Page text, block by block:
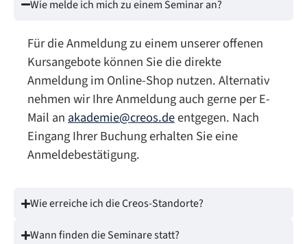
Wie melde ich mich zu einem Seminar an?
Für die Anmeldung zu einem unserer offenen
Kursangebote können Sie die direkte
Anmeldung im Online-Shop nutzen. Alternativ
nehmen wir Ihre Anmeldung auch gerne per E-
Mail an akademie@creos.deentgegen. Nach
Eingang Ihrer Buchung erhalten Sie eine
Anmeldebestätigung.
Wie erreiche ich die Creos-Standorte?
Wann finden die Seminare statt?